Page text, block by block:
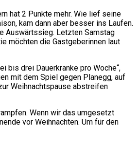
hat 2 Punkte mehr. Wie lief seine
kam dann aber besser ins Laufen.
Auswärtssieg. Letzten Samstag
möchten die Gastgeberinnen laut
bis drei Dauerkranke pro Woche“,
mit dem Spiel gegen Planegg, auf
Weihnachtspause abstreifen
Wenn wir das umgesetzt
vor Weihnachten. Um für den